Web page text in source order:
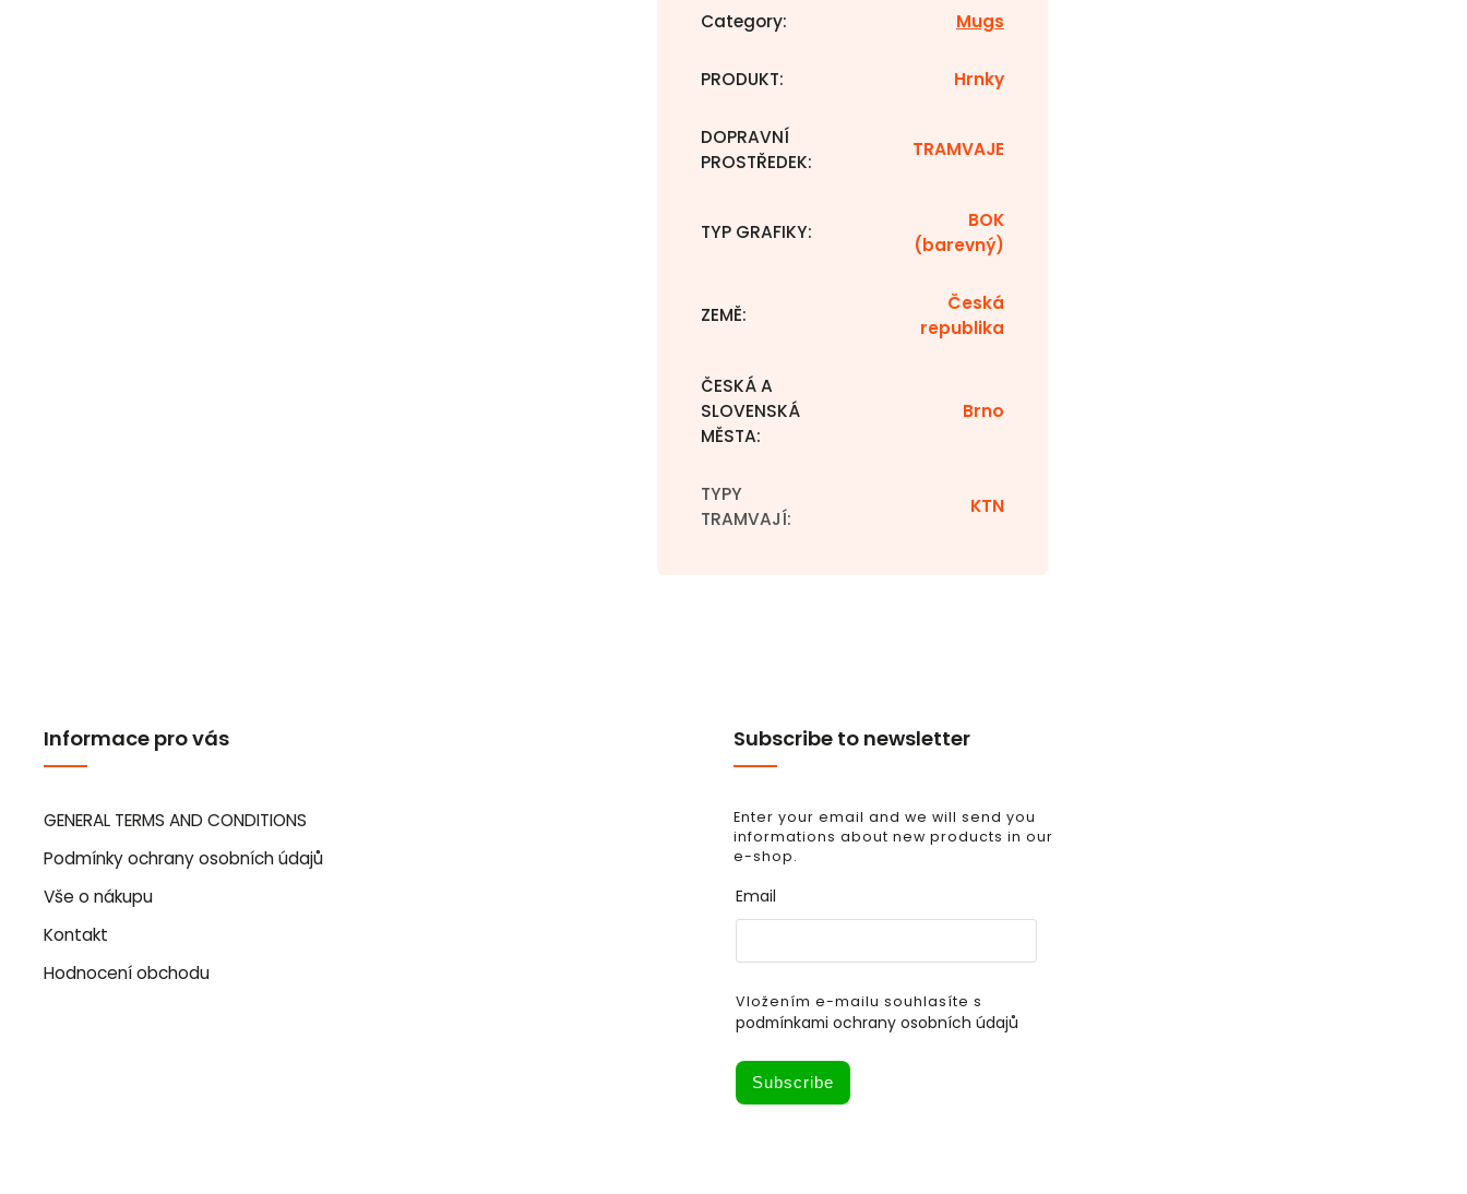
Category: Mugs
PRODUKT: Hrnky
DOPRAVNÍ
PROSTŘEDEK:
TRAMVAJE
TYP GRAFIKY:
BOK
(barevný)
ZEMĚ:
Česká
republika
ČESKÁ A
SLOVENSKÁ
MĚSTA:
Brno
TYPY
TRAMVAJÍ:
KTN
Informace pro vás
GENERAL TERMS AND CONDITIONS
Podmínky ochrany osobních údajů
Vše o nákupu
Kontakt
Hodnocení obchodu
Subscribe to newsletter
Enter your email and we will send you
informations about new products in our
e-shop.
Email
Vložením e-mailu souhlasíte s
podmínkami ochrany osobních údajů
Subscribe